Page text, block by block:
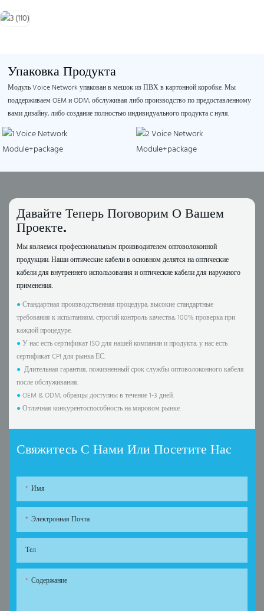
Упаковка Продукта
Модуль Voice Network упакован в мешок из ПВХ в картонной коробке. Мы
поддерживаем OEM и ODM, обслуживая либо производство по предоставленному
вами дизайну, либо создание полностью индивидуального продукта с нуля.
Давайте Теперь Поговорим О Вашем
Проекте.
Мы являемся профессиональным производителем оптоволоконной
продукции. Наши оптические кабели в основном делятся на оптические
кабели для внутреннего использования и оптические кабели для наружного
применения.
●Стандартная производственная процедура, высокие стандартные
требования к испытаниям, строгий контроль качества, 100% проверка при
каждой процедуре.
●У нас есть сертификат ISO для нашей компании и продукта, у нас есть
сертификат CPI для рынка ЕС.
● Длительная гарантия, пожизненный срок службы оптоволоконного кабеля
после обслуживания.
●OEM & ODM, образцы доступны в течение 1-3 дней.
●Отличная конкурентоспособность на мировом рынке.
Свяжитесь С Нами Или Посетите Нас
Имя
Электронная Почта
Тел
Содержание